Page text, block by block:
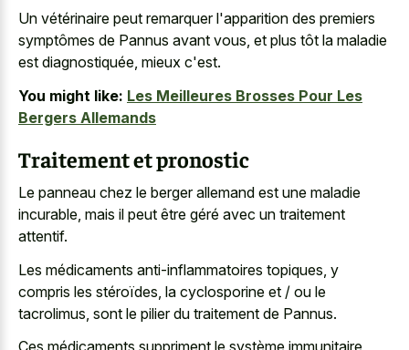
Un vétérinaire peut remarquer l'apparition des premiers
symptômes de Pannus avant vous, et plus tôt la maladie
est diagnostiquée, mieux c'est.
You might like: Les Meilleures Brosses Pour Les
Bergers Allemands
Traitement et pronostic
Le panneau chez le berger allemand est une maladie
incurable, mais il peut être géré avec un traitement
attentif.
Les médicaments anti-inflammatoires topiques, y
compris les stéroïdes, la cyclosporine et / ou le
tacrolimus, sont le pilier du traitement de Pannus.